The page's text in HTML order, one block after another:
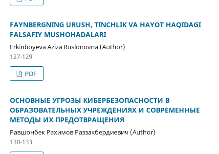
FAYNBERGNING URUSH, TINCHLIK VA HAYOT HAQIDAGI
FALSAFIY MUSHOHADALARI
Erkinboyeva Aziza Ruslonovna (Author)
127-129
PDF
ОСНОВНЫЕ УГРОЗЫ КИБЕРБЕЗОПАСНОСТИ В
ОБРАЗОВАТЕЛЬНЫХ УЧРЕЖДЕНИЯХ И СОВРЕМЕННЫЕ
МЕТОДЫ ИХ ПРЕДОТВРАЩЕНИЯ
Равшонбек Рахимов Раззакбердиевич (Author)
130-133